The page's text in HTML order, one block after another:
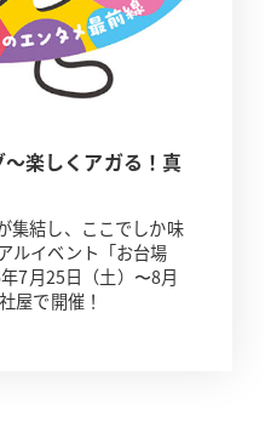
楽しくアガる！真
集結し、ここでしか味
ルイベント「お台場
7月25日（土）〜8月
屋で開催！